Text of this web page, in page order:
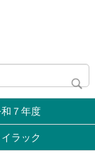
７年度
ラック